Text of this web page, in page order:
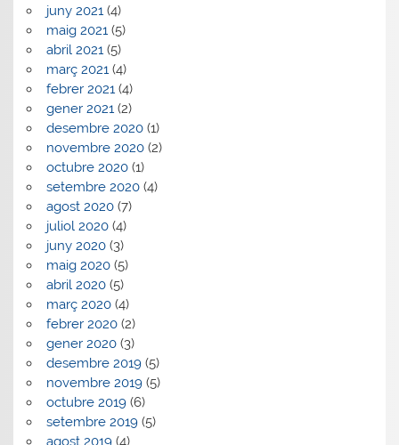
juny 2021(4)
maig 2021(5)
abril 2021(5)
març 2021(4)
febrer 2021(4)
gener 2021(2)
desembre 2020(1)
novembre 2020(2)
octubre 2020(1)
setembre 2020(4)
agost 2020(7)
juliol 2020(4)
juny 2020(3)
maig 2020(5)
abril 2020(5)
març 2020(4)
febrer 2020(2)
gener 2020(3)
desembre 2019(5)
novembre 2019(5)
octubre 2019(6)
setembre 2019(5)
agost 2019(4)